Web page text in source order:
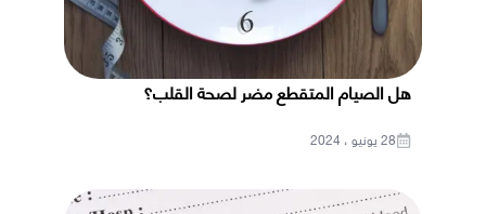
هل الصيام المتقطع مضر لصحة القلب؟
28 يونيو ، 2024